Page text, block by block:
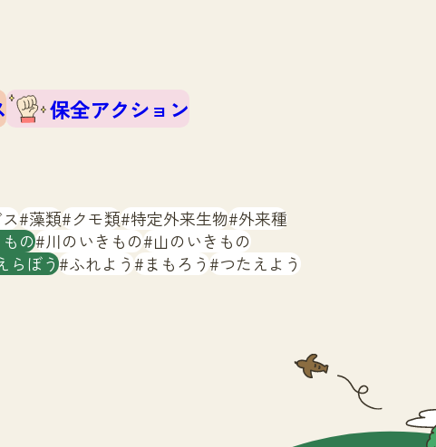
保全アクション
藻類 クモ類 特定外来生物 外来種
の 川のいきもの 山のいきもの
らぼう ふれよう まもろう つたえよう